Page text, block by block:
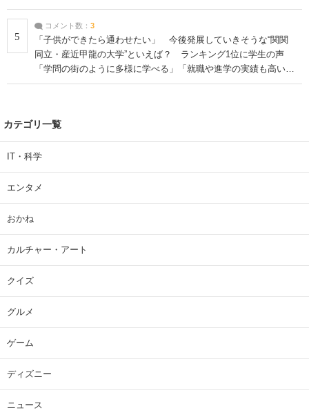
5
コメント数： 3
「子供ができたら通わせたい」 今後発展していきそうな“関関
同立・産近甲龍の大学”といえば？ ランキング1位に学生の声
「学問の街のように多様に学べる」「就職や進学の実績も高い」
| 大学 ねとらぼリサーチ
カテゴリ一覧
IT・科学
エンタメ
おかね
カルチャー・アート
クイズ
グルメ
ゲーム
ディズニー
ニュース